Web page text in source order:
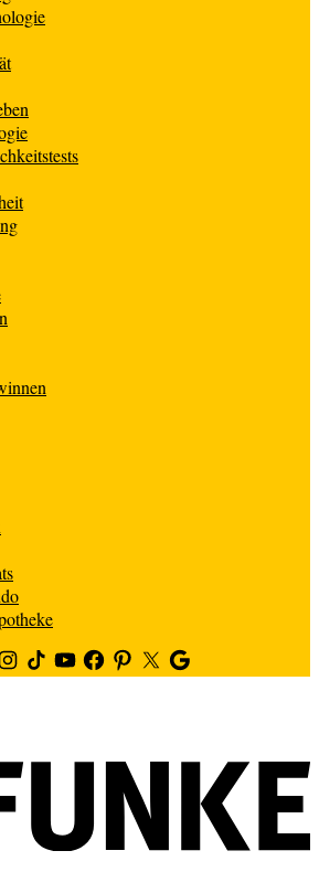
TikTokYoutubeFacebook
PinterestTwitterGoogle
News